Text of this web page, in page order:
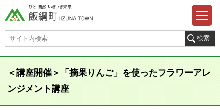
＜講座開催＞「摘果りんご」を使ったフラワーアレ
ンジメント講座